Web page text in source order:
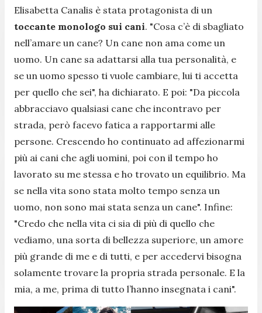
Elisabetta Canalis è stata protagonista di un
toccante monologo sui cani. "Cosa c’è di sbagliato
nell’amare un cane? Un cane non ama come un
uomo. Un cane sa adattarsi alla tua personalità, e
se un uomo spesso ti vuole cambiare, lui ti accetta
per quello che sei", ha dichiarato. E poi: "Da piccola
abbracciavo qualsiasi cane che incontravo per
strada, però facevo fatica a rapportarmi alle
persone. Crescendo ho continuato ad affezionarmi
più ai cani che agli uomini, poi con il tempo ho
lavorato su me stessa e ho trovato un equilibrio. Ma
se nella vita sono stata molto tempo senza un
uomo, non sono mai stata senza un cane". Infine:
"Credo che nella vita ci sia di più di quello che
vediamo, una sorta di bellezza superiore, un amore
più grande di me e di tutti, e per accedervi bisogna
solamente trovare la propria strada personale. E la
mia, a me, prima di tutto l’hanno insegnata i cani".